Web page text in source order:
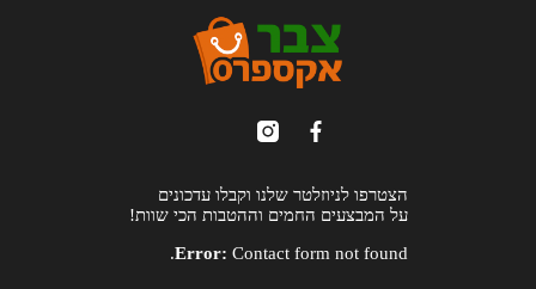
הצטרפו לניוזלטר שלנו וקבלו עדכונים
על המבצעים החמים וההטבות הכי שוות!
Error: Contact form not found.